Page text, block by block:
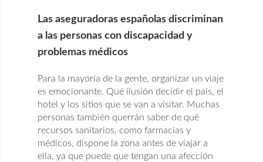
Las aseguradoras españolas discriminan
a las personas con discapacidad y
problemas médicos
Para la mayoría de la gente, organizar un viaje
es emocionante. Qué ilusión decidir el país, el
hotel y los sitios que se van a visitar. Muchas
personas también querrán saber de qué
recursos sanitarios, como farmacias y
médicos, dispone la zona antes de viajar a
ella, ya que puede que tengan una afección